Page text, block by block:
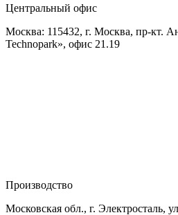
Центральный офис
Москва: 115432, г. Москва, пр-кт.
Technopark», офис 21.19
Производство
Московская обл., г. Электросталь,